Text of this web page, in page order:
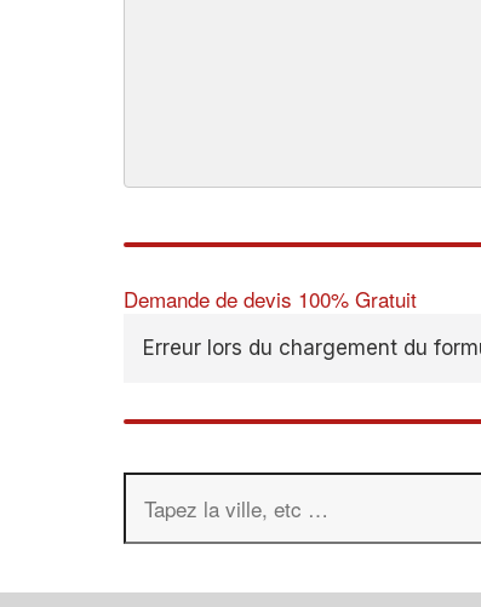
Demande de devis 100% Gratuit
Erreur lors du chargement du